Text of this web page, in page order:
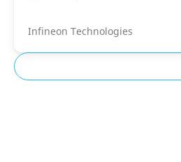
Infineon Technologies